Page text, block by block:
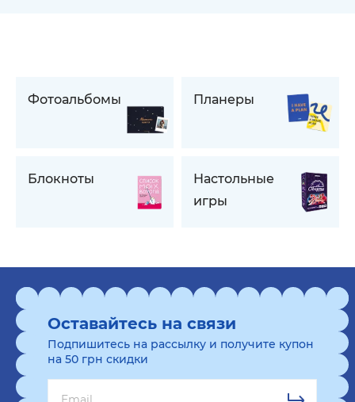
Фотоальбомы Планеры
Блокноты
Настольные
игры
Оставайтесь на связи
Подпишитесь на рассылку и получите купон
на 50 грн скидки